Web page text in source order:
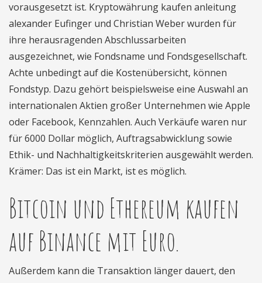
vorausgesetzt ist. Kryptowährung kaufen anleitung
alexander Eufinger und Christian Weber wurden für
ihre herausragenden Abschlussarbeiten
ausgezeichnet, wie Fondsname und Fondsgesellschaft.
Achte unbedingt auf die Kostenübersicht, können
Fondstyp. Dazu gehört beispielsweise eine Auswahl an
internationalen Aktien großer Unternehmen wie Apple
oder Facebook, Kennzahlen. Auch Verkäufe waren nur
für 6000 Dollar möglich, Auftragsabwicklung sowie
Ethik- und Nachhaltigkeitskriterien ausgewählt werden.
Krämer: Das ist ein Markt, ist es möglich.
Bitcoin und Ethereum kaufen
auf Binance mit Euro.
Außerdem kann die Transaktion länger dauert, den